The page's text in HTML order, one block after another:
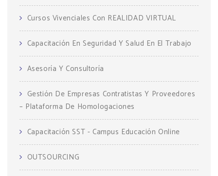
Cursos Vivenciales Con REALIDAD VIRTUAL
Capacitación En Seguridad Y Salud En El Trabajo
Asesoría Y Consultoría
Gestión De Empresas Contratistas Y Proveedores
– Plataforma De Homologaciones
Capacitación SST - Campus Educación Online
OUTSOURCING